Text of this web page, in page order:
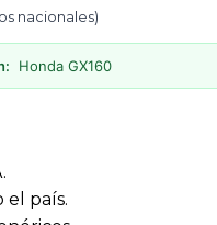
nacionales)
Honda GX160
el país.